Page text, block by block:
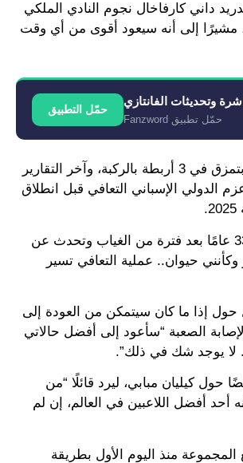
داني كارفاخال نجوم النادي الملكي
مشيرًا إلى أنه سيعود أقوى من أي وقت
وتحديثات الفانتازي
حمّل تطبيق Fanzword
حمّل التطبيق
وأصيب كارفاخال بتمزق في 3 أربطة بالركبة، وآخر التقارير
الدولي الإسباني التعافي قبل انطلاق
وظهر صاحب الـ 33 عامًا بعد فترة من الغياب وتحدث عن
وكأنني حيوان.. عملية التعافي تسير
إذا ما كان سيتمكن من العودة إلى
الصعبة “سأعود إلى أفضل حالاتي
لا يوجد شك في ذلك”.
حول كيليان مبابي، ليرد قائلًا “من
أحد أفضل اللاعبين في العالم، إن لم
المجموعة منذ اليوم الأول بطريقة